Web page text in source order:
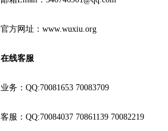
官方网址：www.wuxiu.org
在线客服
业务：QQ:70081653 70083709
客服：QQ:70084037 70861139 70082219